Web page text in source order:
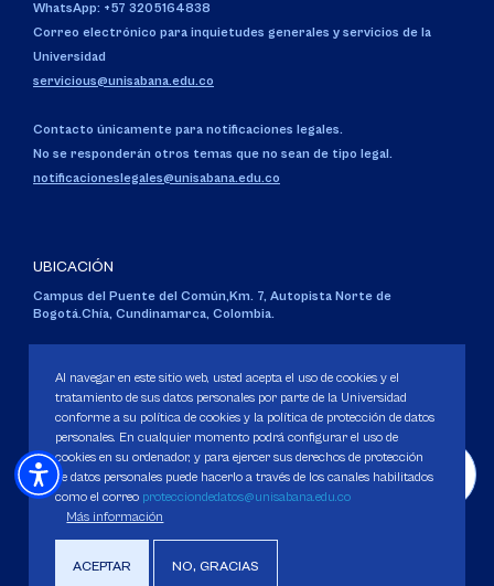
WhatsApp: +57 3205164838
Correo electrónico para inquietudes generales y servicios de la
Universidad
servicious@unisabana.edu.co
Contacto únicamente para notificaciones legales.
No se responderán otros temas que no sean de tipo legal.
notificacioneslegales@unisabana.edu.co
UBICACIÓN
Campus del Puente del Común,Km. 7, Autopista Norte de
Bogotá.Chía, Cundinamarca, Colombia.
Personería Jurídica:Resolución 130 del 14 de enero de 1980.
Ministerio de Educación Nacional.
Política de Protección de datos
Derechos Pecuniarios
Al navegar en este sitio web, usted acepta el uso de cookies y el
tratamiento de sus datos personales por parte de la Universidad
conforme a su política de cookies y la política de protección de datos
personales. En cualquier momento podrá configurar el uso de
cookies en su ordenador, y para ejercer sus derechos de protección
de datos personales puede hacerlo a través de los canales habilitados
como el correo protecciondedatos@unisabana.edu.co
Más información
ACEPTAR NO, GRACIAS